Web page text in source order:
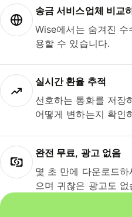
송금 서비스업체 비교
Wise에서는 숨겨진 수
용할 수 있습니다.
실시간 환율 추적
선호하는 통화를 저장
어떻게 변하는지 확인
완전 무료, 광고 없음
몇 초 만에 다운로드
으며 귀찮은 광고도 없